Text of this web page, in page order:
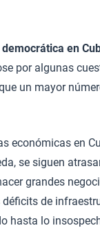
en
por algunas
un mayor
económicas en
se siguen
grandes
de
hasta lo